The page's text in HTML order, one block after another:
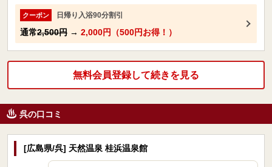
クーポン 日帰り入浴90分割引
通常2,500円 → 2,000円（500円お得！）
無料会員登録して続きを見る
呉の口コミ
[広島県/呉] 天然温泉 桂浜温泉館